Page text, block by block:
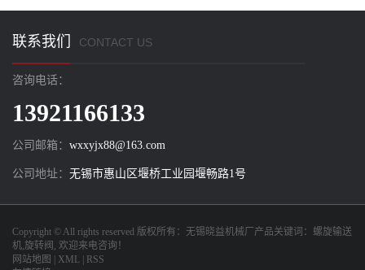
联系我们 CONTACT US
咨询电话：
13921166133
公司邮箱： wxxyjx88@163.com
公司地址： 无锡市惠山区堰桥工业园堰畅路1号
Copyright © All rights reserved 版权所有： 无锡晓益机械厂 产品关键词： 螺旋输送
机,旋转阀 , 欢迎来电咨询！
网站地图
XML
RSS